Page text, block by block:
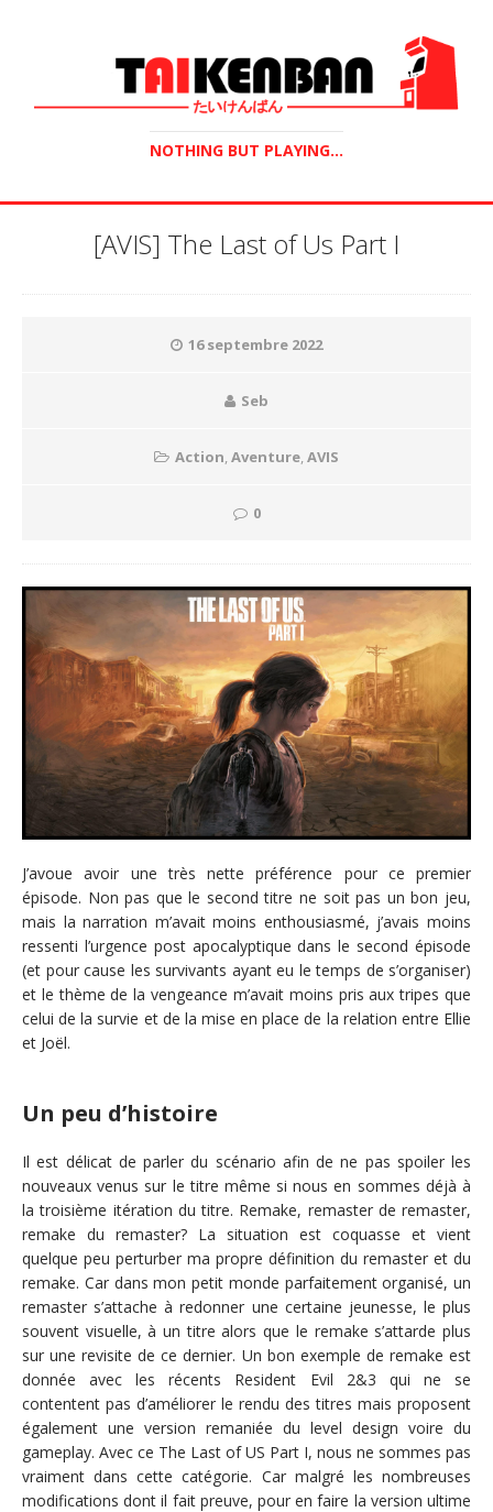
NOTHING BUT PLAYING...
[AVIS] The Last of Us Part I
16 septembre 2022
Seb
Action,Aventure,AVIS
0
J’avoue avoir une très nette préférence pour ce premier
épisode. Non pas que le second titre ne soit pas un bon jeu,
mais la narration m’avait moins enthousiasmé, j’avais moins
ressenti l’urgence post apocalyptique dans le second épisode
(et pour cause les survivants ayant eu le temps de s’organiser)
et le thème de la vengeance m’avait moins pris aux tripes que
celui de la survie et de la mise en place de la relation entre Ellie
et Joël.
Un peu d’histoire
Il est délicat de parler du scénario afin de ne pas spoiler les
nouveaux venus sur le titre même si nous en sommes déjà à
la troisième itération du titre. Remake, remaster de remaster,
remake du remaster? La situation est coquasse et vient
quelque peu perturber ma propre définition du remaster et du
remake. Car dans mon petit monde parfaitement organisé, un
remaster s’attache à redonner une certaine jeunesse, le plus
souvent visuelle, à un titre alors que le remake s’attarde plus
sur une revisite de ce dernier. Un bon exemple de remake est
donnée avec les récents Resident Evil 2&3 qui ne se
contentent pas d’améliorer le rendu des titres mais proposent
également une version remaniée du level design voire du
gameplay. Avec ce The Last of US Part I, nous ne sommes pas
vraiment dans cette catégorie. Car malgré les nombreuses
modifications dont il fait preuve, pour en faire la version ultime